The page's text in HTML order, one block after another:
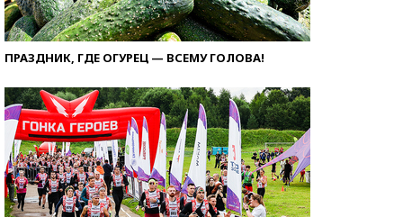
ПРАЗДНИК, ГДЕ ОГУРЕЦ — ВСЕМУ ГОЛОВА!